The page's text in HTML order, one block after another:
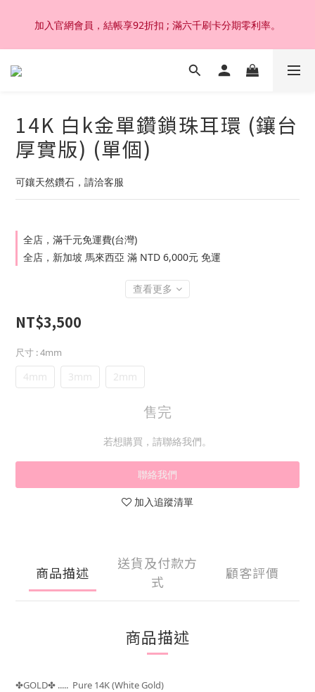
加入官網會員，結帳享92折扣 ; 滿六千刷卡分期零利率。
加入官網會員，結帳享92折扣 ; 滿六千刷卡分期零利率。
韓國設計製作。純14K 18K金，非鍍金非注金；洗澡，運動(汗
加入官網會員，結帳享92折扣 ; 滿六千刷卡分期零利率。
14K 白k金單鑽鎖珠耳環 (鑲台
厚實版) (單個)
可鑲天然鑽石，請洽客服
全店，滿千元免運費(台灣)
全店，新加坡 馬來西亞 滿 NTD 6,000元 免運
查看更多
NT$3,500
尺寸 : 4mm
4mm 3mm 2mm
售完
若想購買，請聯絡我們。
聯絡我們
加入追蹤清單
商品描述
送貨及付款方
式
顧客評價
商品描述
✤GOLD✤ ..... Pure 14K (White Gold)